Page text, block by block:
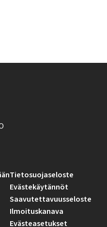
Tietosuojaseloste
Evästekäytännöt
Saavutettavuusseloste
Ilmoituskanava
Evästeasetukset